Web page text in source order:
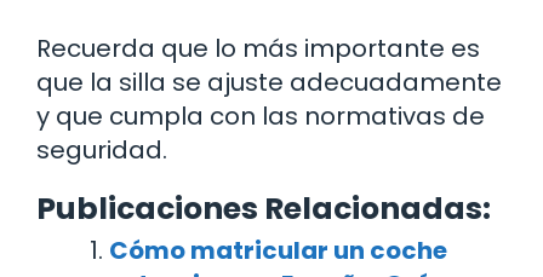
Recuerda que lo más importante es
que la silla se ajuste adecuadamente
y que cumpla con las normativas de
seguridad.
Publicaciones Relacionadas:
Cómo matricular un coche